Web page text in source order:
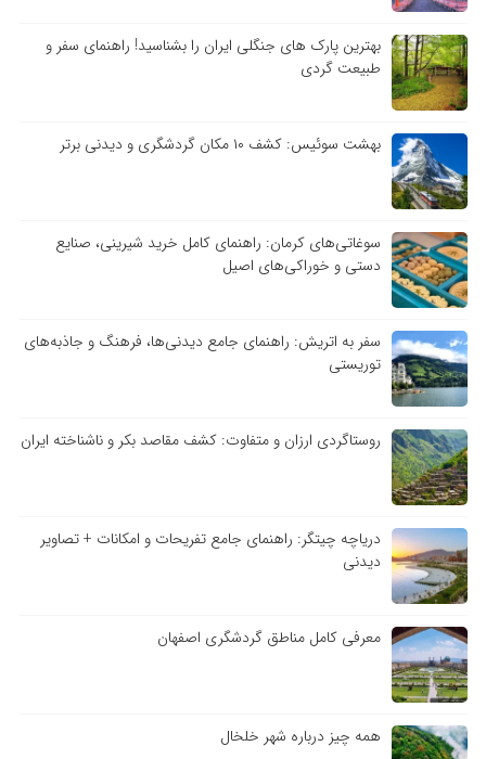
بهترین پارک های جنگلی ایران را بشناسید! راهنمای سفر و
طبیعت گردی
بهشت سوئیس: کشف ۱۰ مکان گردشگری و دیدنی برتر
سوغاتی‌های کرمان: راهنمای کامل خرید شیرینی، صنایع
دستی و خوراکی‌های اصیل
سفر به اتریش: راهنمای جامع دیدنی‌ها، فرهنگ و جاذبه‌های
توریستی
روستاگردی ارزان و متفاوت: کشف مقاصد بکر و ناشناخته ایران
دریاچه چیتگر: راهنمای جامع تفریحات و امکانات + تصاویر
دیدنی
معرفی کامل مناطق گردشگری اصفهان
همه چیز درباره شهر خلخال